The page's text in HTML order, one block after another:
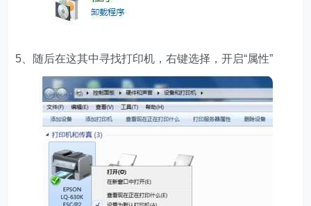
5、随后在这其中寻找打印机，右键选择，开启“属性”